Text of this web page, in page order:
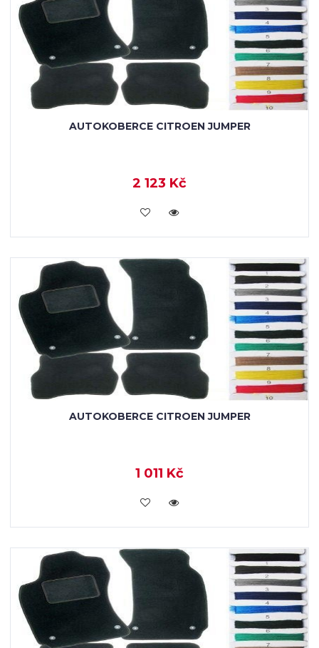
AUTOKOBERCE CITROEN JUMPER
2 123 Kč
KOUPIT
AUTOKOBERCE CITROEN JUMPER
1 011 Kč
KOUPIT